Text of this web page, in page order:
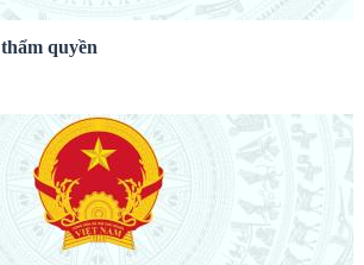
quyền